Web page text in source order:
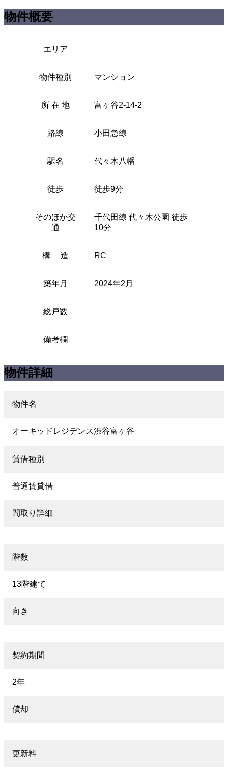
物件概要
エリア
物件種別 マンション
所 在 地 富ヶ谷2-14-2
路線 小田急線
駅名 代々木八幡
徒歩 徒歩9分
そのほか交
通
千代田線 代々木公園 徒歩
10分
構 造 RC
築年月 2024年2月
総戸数
備考欄
物件詳細
物件名
オーキッドレジデンス渋谷富ヶ谷
賃借種別
普通賃貸借
間取り詳細
階数
13階建て
向き
契約期間
2年
償却
更新料